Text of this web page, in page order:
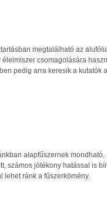
megtalálható az
élelmiszer csomagolására
pedig arra keresik a kutatók
alapfűszernek
számos jótékony hatással is
lehet ránk a fűszerkömény.